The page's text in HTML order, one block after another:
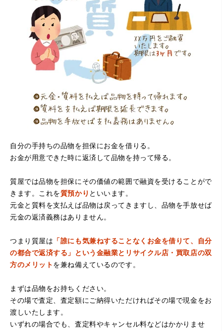
（大阪府寝屋川市）質屋さんは初めてて不安でしたが、他
店買い取りより高く思っていた以上の金額で大満足です。
説明もわかりやすく、優しい話し方の対応でとても良かっ
たです。
（大阪府堺市）電話対応の時からとても感じが良くて来店
でお世話になろうと思いました。ありがとうございまし
た。
（京都府亀岡市）他店舗にも行きましたが、対応の方があ
まりお売りしたくないと思ったので、やめました。こちら
は電話対応からも誠実な印象でしたので、こちらでお売り
しようと思っておりました。この度はありがとうございま
す。
自分の手持ちの品物を担保にお金を借りる。
お金が用意できた時に返済して品物を持って帰る。
質屋では品物を担保にその価値の範囲で融資を受けることがで
きます。これを質預かり といいます。
元金と質料を支払えば品物は戻ってきますし、品物を手放せば
元金の返済義務はありません。
つまり質屋は 「誰にも気兼ねすることなくお金を借りて、自分
の都合で返済する」という金融業とリサイクル店・買取店の双
方のメリットを兼ね備えているのです。
まずは品物をお持ちください。
その場で査定、査定額にご納得いただければその場で現金をお
渡しいたします。
いずれの場合でも、査定料やキャンセル料などはかかりませ